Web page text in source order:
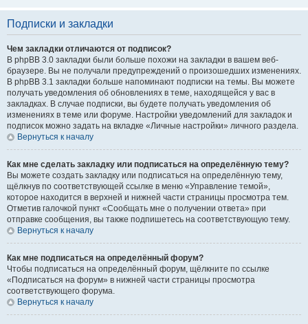
Подписки и закладки
Чем закладки отличаются от подписок?
В phpBB 3.0 закладки были больше похожи на закладки в вашем веб-
браузере. Вы не получали предупреждений о произошедших изменениях.
В phpBB 3.1 закладки больше напоминают подписки на темы. Вы можете
получать уведомления об обновлениях в теме, находящейся у вас в
закладках. В случае подписки, вы будете получать уведомления об
изменениях в теме или форуме. Настройки уведомлений для закладок и
подписок можно задать на вкладке «Личные настройки» личного раздела.
Вернуться к началу
Как мне сделать закладку или подписаться на определённую тему?
Вы можете создать закладку или подписаться на определённую тему,
щёлкнув по соответствующей ссылке в меню «Управление темой»,
которое находится в верхней и нижней части страницы просмотра тем.
Отметив галочкой пункт «Сообщать мне о получении ответа» при
отправке сообщения, вы также подпишетесь на соответствующую тему.
Вернуться к началу
Как мне подписаться на определённый форум?
Чтобы подписаться на определённый форум, щёлкните по ссылке
«Подписаться на форум» в нижней части страницы просмотра
соответствующего форума.
Вернуться к началу